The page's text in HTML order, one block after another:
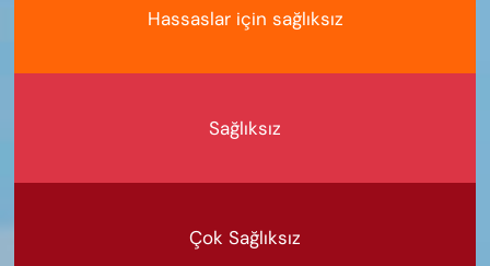
Hassaslar için sağlıksız
Sağlıksız
Çok Sağlıksız